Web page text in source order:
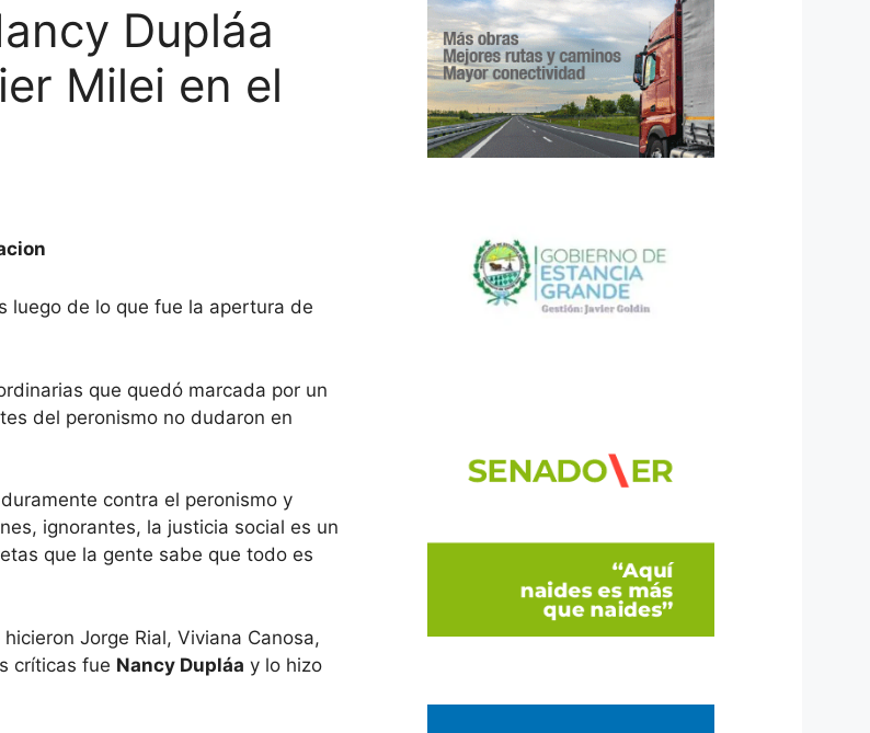
Dupláa
Milei en el
luego de lo que fue la apertura de
que quedó marcada por un
del peronismo no dudaron en
contra el peronismo y
ignorantes, la justicia social es un
que la gente sabe que todo es
Jorge Rial, Viviana Canosa,
críticas fue Nancy Dupláa y lo hizo